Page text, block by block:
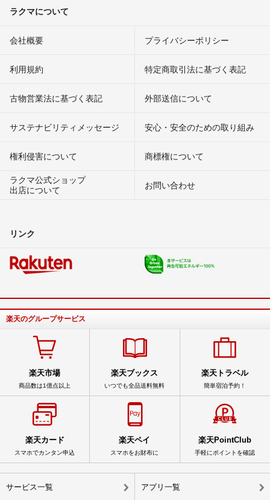
ラクマについて
会社概要 プライバシーポリシー
利用規約 特定商取引法に基づく表記
古物営業法に基づく表記 外部送信について
サステナビリティメッセージ 安心・安全のための取り組み
権利侵害について
商標権について
ラクマ公式ショップ
出店について
お問い合わせ
リンク
楽天のグループサービス
楽天市場
商品数は1億点以上
楽天ブックス
いつでも全品送料無料
楽天トラベル
簡単宿泊予約！
楽天カード
スマホでカンタン申込
楽天ペイ
スマホをお財布に
楽天PointClub
手軽にポイントを確認
サービス一覧 アプリ一覧